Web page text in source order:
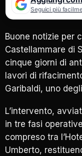
Seguici più
Buone notizie per
Castellammare di
cinque giorni di
lavori di
Garibaldi, uno
L’intervento,
in tre fasi
compreso tra
Umberto,